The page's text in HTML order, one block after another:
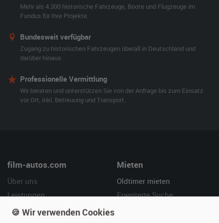
Mehr als 4.300 historische Fahrzeuge, Boote und Flugzeuge im
Fundus für Ihre Projekte.
Bundesweit verfügbar
Zugang zu historischen Fahrzeugen überall in Deutschland und
darüber hinaus.
Professionelle Vermittlung
Wir beraten und unterstützen Sie von der Anfrage bis zum Einsatz
vor Ort, inkl. Betreuung und Transport.
film-autos.com
Über uns
Leistungen
Referenzen
Mieten
Oldtimer mieten
Erweiterte Suche
🍪 Wir verwenden Cookies